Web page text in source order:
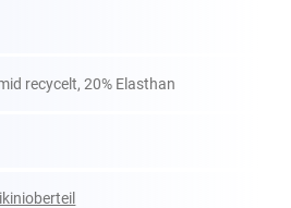
recycelt, 20% Elasthan